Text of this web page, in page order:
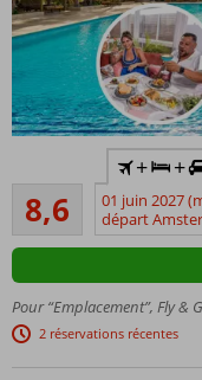
location
incluse
Comprend
plats +
une
boisson à
l'Omundo,
8,6
Recommandé
852
commentaires
+ +
01 juin 2027
départ
Pour “Emplacement”, Fly &
2 réservations récentes